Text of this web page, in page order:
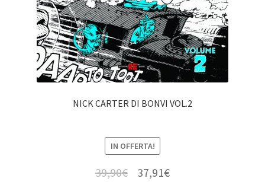
NICK CARTER DI BONVI VOL.2
IN OFFERTA!
39,90€ 37,91€